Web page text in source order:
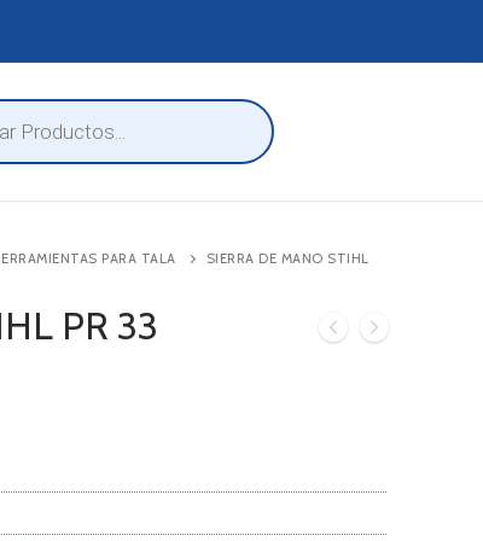
PARA TALA
SIERRA DE MANO STIHL
PR 33